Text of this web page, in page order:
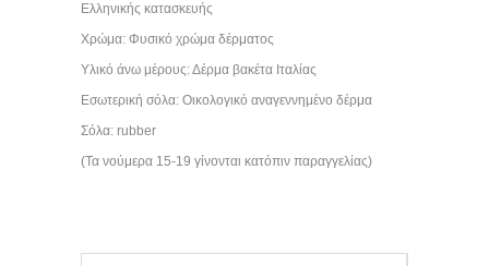
Ελληνικής κατασκευής
Χρώμα: Φυσικό χρώμα δέρματος
Υλικό άνω μέρους: Δέρμα βακέτα Ιταλίας
Εσωτερική σόλα: Οικολογικό αναγεννημένο δέρμα
Σόλα: rubber
(Τα νούμερα 15-19 γίνονται κατόπιν παραγγελίας)